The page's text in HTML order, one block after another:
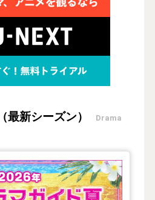
最新シーズン） Drama
ラマガイド